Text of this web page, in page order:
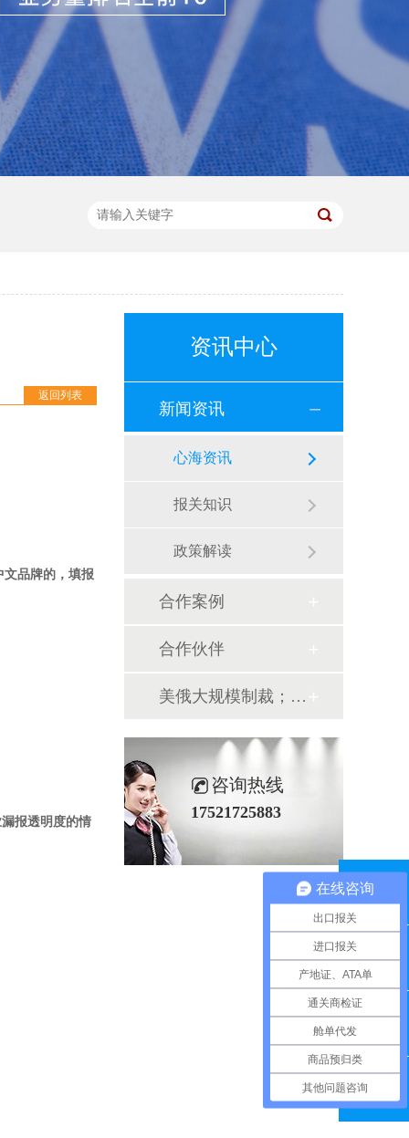
返回列表
品牌的，填报
报透明度的情
资讯中心
新闻资讯
心海资讯
报关知识
政策解读
合作案例
合作伙伴
美俄大规模制裁；欧元区刺激不变；黎巴嫩外汇危机...
咨询热线
17521725883
QQ咨询
联系电话
在线留言
微信扫一扫
在线咨询
出口报关
进口报关
产地证、ATA单
通关商检证
舱单代发
商品预归类
其他问题咨询